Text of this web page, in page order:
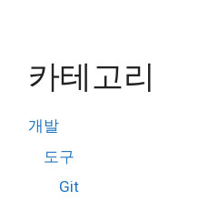
카테고리
개발
도구
Git